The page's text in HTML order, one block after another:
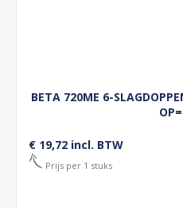
BETA 720ME 6-
€ 19,72 incl. BTW
Prijs per 1 stuks